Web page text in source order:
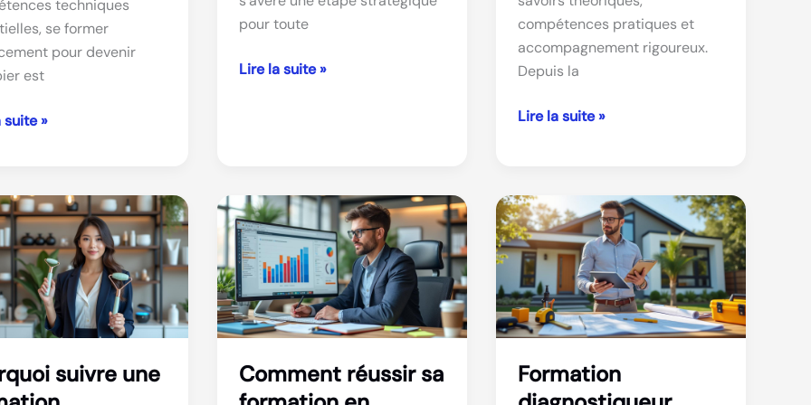
techniques
se former
pour devenir
est
suite »
pour toute
Formation
son
cursus
Lire la suite »
compétences pratiques et
accompagnement rigoureux.
Depuis la
Quels
pour
réussir
une
formation
de
moniteur
Lire la suite »
suivre une
Comment réussir sa
Formation